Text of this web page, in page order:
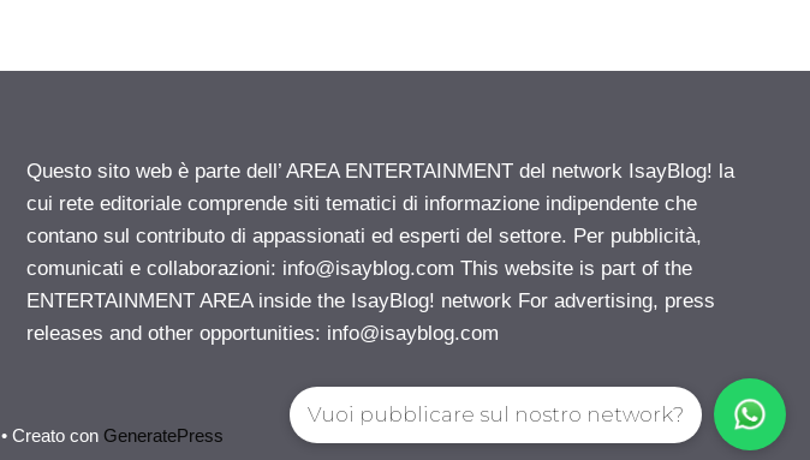
Questo sito web è parte dell’ AREA ENTERTAINMENT del network IsayBlog! la
cui rete editoriale comprende siti tematici di informazione indipendente che
contano sul contributo di appassionati ed esperti del settore. Per pubblicità,
comunicati e collaborazioni: info@isayblog.com This website is part of the
ENTERTAINMENT AREA inside the IsayBlog! network For advertising, press
releases and other opportunities: info@isayblog.com
• Creato con GeneratePress
Vuoi pubblicare sul nostro network?